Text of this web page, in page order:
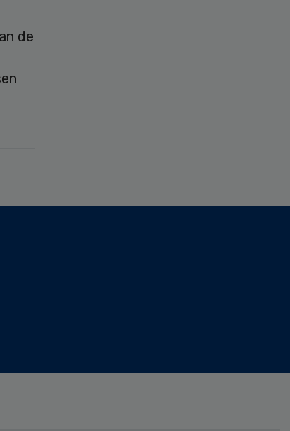
de